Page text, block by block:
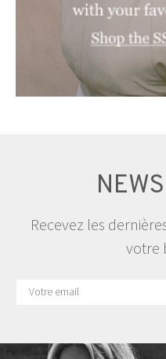
Recevez les
votre